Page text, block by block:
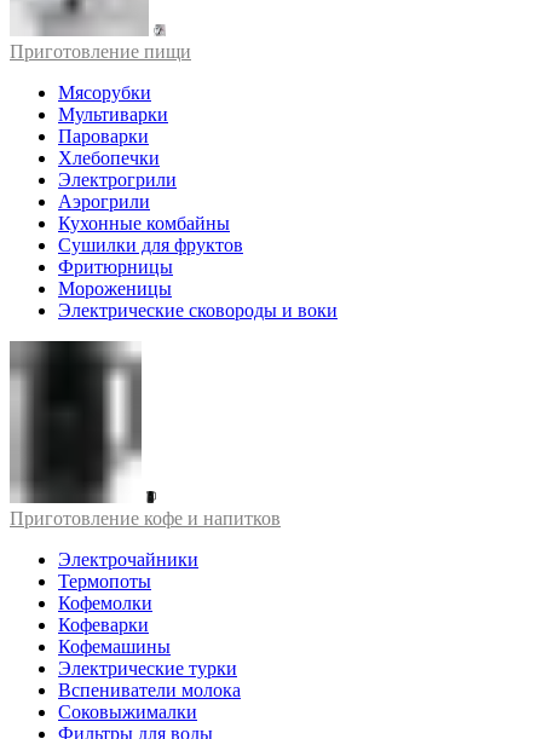
Приготовление пищи
Мясорубки
Мультиварки
Пароварки
Хлебопечки
Электрогрили
Аэрогрили
Кухонные комбайны
Сушилки для фруктов
Фритюрницы
Мороженицы
Электрические сковороды и воки
Приготовление кофе и напитков
Электрочайники
Термопоты
Кофемолки
Кофеварки
Кофемашины
Электрические турки
Вспениватели молока
Соковыжималки
Фильтры для воды